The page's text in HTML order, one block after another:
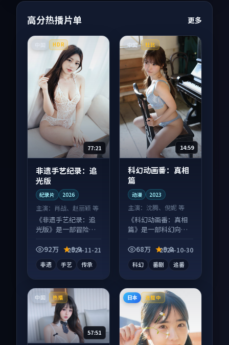
高分热播片单 更多
HDR
77:21
非遗手艺纪录：追
光版
纪录片 2026
主演： 肖战、赵丽颖 等
《非遗手艺纪录：追
光版》是一部冒险向
续发酵，适合周末一
92万 9.9
2024-11-21
非遗 手艺 传承
中国 杜比
14:59
科幻动画番：真相
篇
动漫 2023
主演： 沈腾、倪妮 等
《科幻动画番：真相
篇》是一部科幻向动
错过，字幕区常有惊
68万 9.8
2024-10-30
科幻 番剧 追番
中国 热播
57:51
日本 连载中